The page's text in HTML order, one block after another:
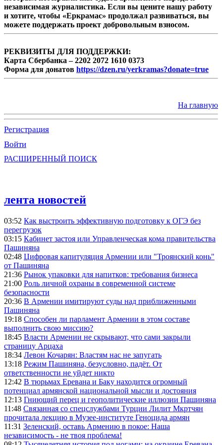
независимая журналистика. Если вы цените нашу работу
и хотите, чтобы «Еркрамас» продолжал развиваться, вы
можете поддержать проект добровольным взносом.
РЕКВИЗИТЫ ДЛЯ ПОДДЕРЖКИ:
Карта Сбербанка – 2202 2072 1610 0373
Форма для донатов https://dzen.ru/yerkramas?donate=true
На главную
Регистрация
Войти
РАСШИРЕННЫЙ ПОИСК
лента новостей
03:52 Как выстроить эффективную подготовку к ОГЭ без
перегрузок
03:15 Кабинет застоя или Управленческая кома правительства
Пашиняна
02:48 Цифровая капитуляция Армении или "Троянский конь"
от Пашиняна
21:36 Рынок упаковки для напитков: требования бизнеса
21:00 Роль личной охраны в современной системе
безопасности
20:36 В Армении имитируют суды над приближенными
Пашиняна
19:18 Способен ли парламент Армении в этом составе
выполнить свою миссию?
18:45 Власти Армении не скрывают, что сами закрыли
страницу Арцаха
18:34 Левон Кочарян: Властям нас не запугать
13:18 Режим Пашиняна, безусловно, падёт. От
ответственности не уйдет никто
12:42 В тюрьмах Еревана и Баку находится огромный
потенциал армянской национальной мысли и достояния
12:13 Гниющий перец и геополитические иллюзии Пашиняна
11:48 Связанная со спецслужбами Турции Лилит Мкртчян
прочитала лекцию в Музее-институте Геноцида армян
11:31 Зеленский, оставь Армению в покое: Наша
независимость - не твоя проблема!